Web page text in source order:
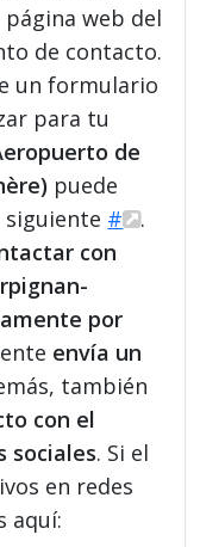
web del
de contacto.
un formulario
para tu
de
puede
siguiente #
.
con
por
envía un
también
con el
sociales. Si el
en redes
aquí: